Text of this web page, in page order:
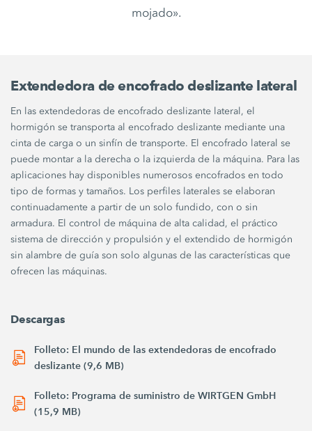
mojado».
Extendedora de encofrado deslizante lateral
En las extendedoras de encofrado deslizante lateral, el
hormigón se transporta al encofrado deslizante mediante una
cinta de carga o un sinfín de transporte. El encofrado lateral se
puede montar a la derecha o la izquierda de la máquina. Para las
aplicaciones hay disponibles numerosos encofrados en todo
tipo de formas y tamaños. Los perfiles laterales se elaboran
continuadamente a partir de un solo fundido, con o sin
armadura. El control de máquina de alta calidad, el práctico
sistema de dirección y propulsión y el extendido de hormigón
sin alambre de guía son solo algunas de las características que
ofrecen las máquinas.
Descargas
Folleto: El mundo de las extendedoras de encofrado
deslizante (9,6 MB)
Folleto: Programa de suministro de WIRTGEN GmbH
(15,9 MB)